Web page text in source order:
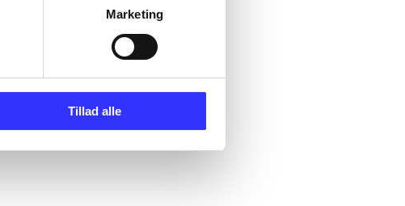
Marketing
Tillad alle